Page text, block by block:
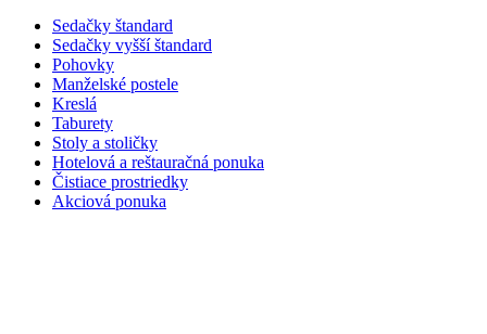
Sedačky štandard
Sedačky vyšší štandard
Pohovky
Manželské postele
Kreslá
Taburety
Stoly a stoličky
Hotelová a reštauračná ponuka
Čistiace prostriedky
Akciová ponuka